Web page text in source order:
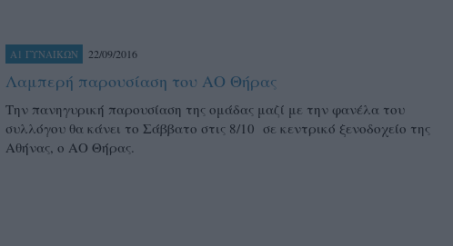
Α1 ΓΥΝΑΙΚΩΝ 22/09/2016
Λαμπερή παρουσίαση του ΑΟ Θήρας
Την πανηγυρική παρουσίαση της ομάδας μαζί με την φανέλα του
συλλόγου θα κάνει το Σάββατο στις 8/10 σε κεντρικό ξενοδοχείο της
Αθήνας, ο ΑΟ Θήρας.